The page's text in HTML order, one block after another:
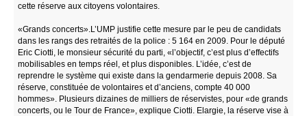
cette réserve aux citoyens volontaires.
«Grands concerts».L’UMP justifie cette mesure par le peu de candidats
dans les rangs des retraités de la police : 5 164 en 2009. Pour le député
Eric Ciotti, le monsieur sécurité du parti, «l’objectif, c’est plus d’effectifs
mobilisables en temps réel, et plus disponibles. L’idée, c’est de
reprendre le système qui existe dans la gendarmerie depuis 2008. Sa
réserve, constituée de volontaires et d’anciens, compte 40 000
hommes». Plusieurs dizaines de milliers de réservistes, pour «de grands
concerts, ou le Tour de France», explique Ciotti. Elargie, la réserve vise à